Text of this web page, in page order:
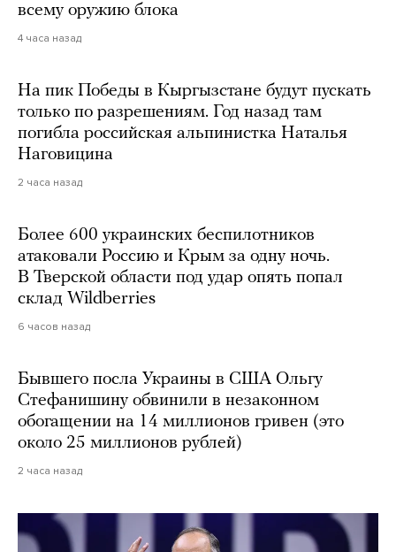
всему оружию блока
4 часа назад
На пик Победы в Кыргызстане будут пускать
только по разрешениям. Год назад там
погибла российская альпинистка Наталья
Наговицина
2 часа назад
Более 600 украинских беспилотников
атаковали Россию и Крым за одну ночь.
В Тверской области под удар опять попал
склад Wildberries
6 часов назад
Бывшего посла Украины в США Ольгу
Стефанишину обвинили в незаконном
обогащении на 14 миллионов гривен (это
около 25 миллионов рублей)
2 часа назад